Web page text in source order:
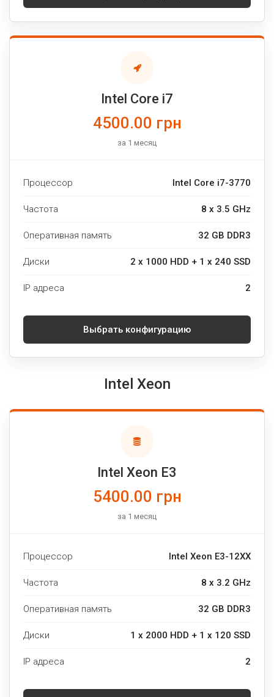
Intel Core i7
4500.00 грн
за 1 месяц
Процессор Intel Core i7-3770
Частота 8 x 3.5 GHz
Оперативная память 32 GB DDR3
Диски 2 x 1000 HDD + 1 x 240 SSD
IP адреса 2
Выбрать конфигурацию
Intel Xeon
Intel Xeon E3
5400.00 грн
за 1 месяц
Процессор Intel Xeon E3-12XX
Частота 8 x 3.2 GHz
Оперативная память 32 GB DDR3
Диски 1 x 2000 HDD + 1 x 120 SSD
IP адреса 2